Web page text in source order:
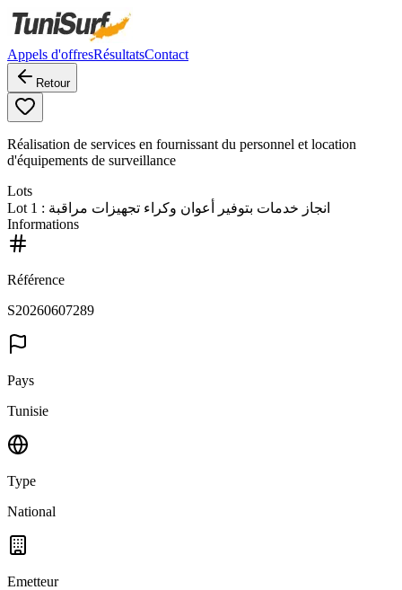
Appels d'offresRésultatsContact
Retour
Réalisation de services en fournissant du personnel et location
d'équipements de surveillance
Lots
Lot 1
: انجاز خدمات بتوفير أعوان وكراء تجهيزات مراقبة
Informations
Référence
S20260607289
Pays
Tunisie
Type
National
Emetteur